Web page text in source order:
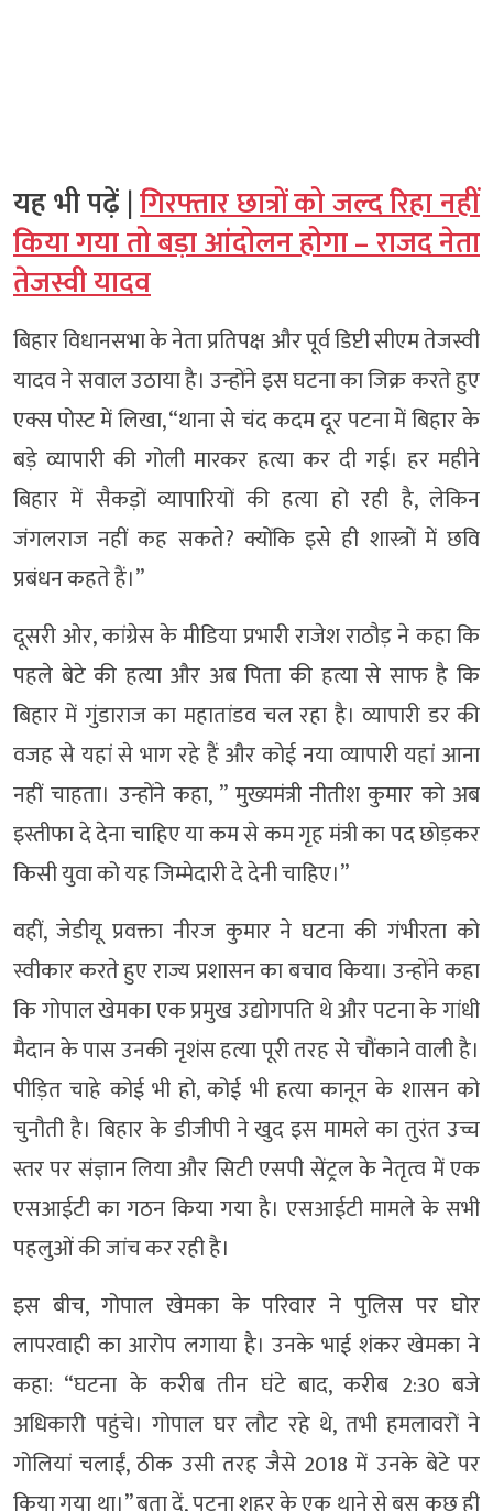
यह भी पढ़ें |गिरफ्तार छात्रों को जल्द रिहा नहीं
किया गया तो बड़ा आंदोलन होगा – राजद नेता
तेजस्वी यादव
बिहार विधानसभा के नेता प्रतिपक्ष और पूर्व डिप्टी सीएम तेजस्वी
यादव ने सवाल उठाया है। उन्होंने इस घटना का जिक्र करते हुए
एक्स पोस्ट में लिखा, “थाना से चंद कदम दूर पटना में बिहार के
बड़े व्यापारी की गोली मारकर हत्या कर दी गई। हर महीने
बिहार में सैकड़ों व्यापारियों की हत्या हो रही है, लेकिन
जंगलराज नहीं कह सकते? क्योंकि इसे ही शास्त्रों में छवि
प्रबंधन कहते हैं।”
दूसरी ओर, कांग्रेस के मीडिया प्रभारी राजेश राठौड़ ने कहा कि
पहले बेटे की हत्या और अब पिता की हत्या से साफ है कि
बिहार में गुंडाराज का महातांडव चल रहा है। व्यापारी डर की
वजह से यहां से भाग रहे हैं और कोई नया व्यापारी यहां आना
नहीं चाहता। उन्होंने कहा, ” मुख्यमंत्री नीतीश कुमार को अब
इस्तीफा दे देना चाहिए या कम से कम गृह मंत्री का पद छोड़कर
किसी युवा को यह जिम्मेदारी दे देनी चाहिए।”
वहीं, जेडीयू प्रवक्ता नीरज कुमार ने घटना की गंभीरता को
स्वीकार करते हुए राज्य प्रशासन का बचाव किया। उन्होंने कहा
कि गोपाल खेमका एक प्रमुख उद्योगपति थे और पटना के गांधी
मैदान के पास उनकी नृशंस हत्या पूरी तरह से चौंकाने वाली है।
पीड़ित चाहे कोई भी हो, कोई भी हत्या कानून के शासन को
चुनौती है। बिहार के डीजीपी ने खुद इस मामले का तुरंत उच्च
स्तर पर संज्ञान लिया और सिटी एसपी सेंट्रल के नेतृत्व में एक
एसआईटी का गठन किया गया है। एसआईटी मामले के सभी
पहलुओं की जांच कर रही है।
इस बीच, गोपाल खेमका के परिवार ने पुलिस पर घोर
लापरवाही का आरोप लगाया है। उनके भाई शंकर खेमका ने
कहा: “घटना के करीब तीन घंटे बाद, करीब 2:30 बजे
अधिकारी पहुंचे। गोपाल घर लौट रहे थे, तभी हमलावरों ने
गोलियां चलाईं, ठीक उसी तरह जैसे 2018 में उनके बेटे पर